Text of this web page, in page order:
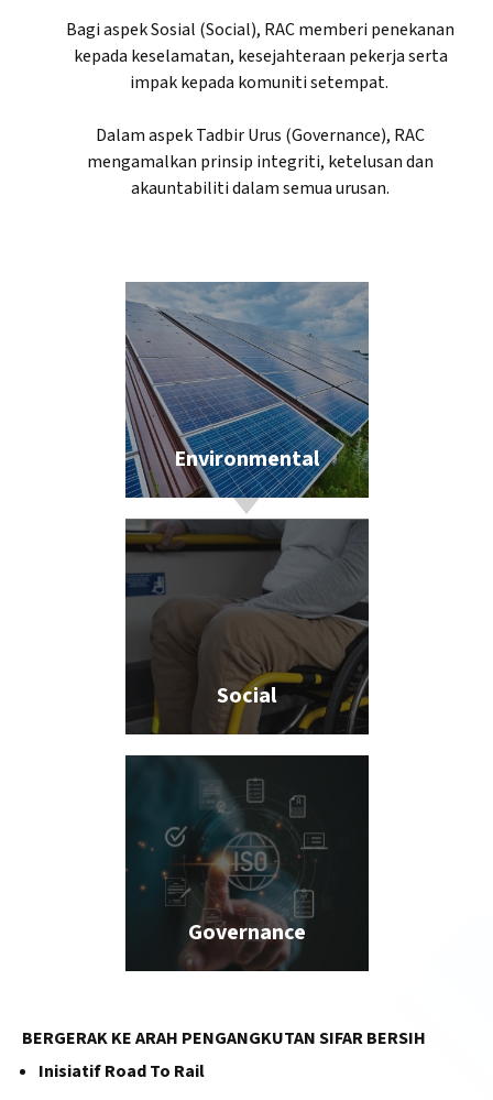
Bagi aspek Sosial (Social), RAC memberi penekanan
kepada keselamatan, kesejahteraan pekerja serta
impak kepada komuniti setempat.
Dalam aspek Tadbir Urus (Governance), RAC
mengamalkan prinsip integriti, ketelusan dan
akauntabiliti dalam semua urusan.
Environmental
Social
Governance
BERGERAK KE ARAH PENGANGKUTAN SIFAR BERSIH
Inisiatif Road To Rail